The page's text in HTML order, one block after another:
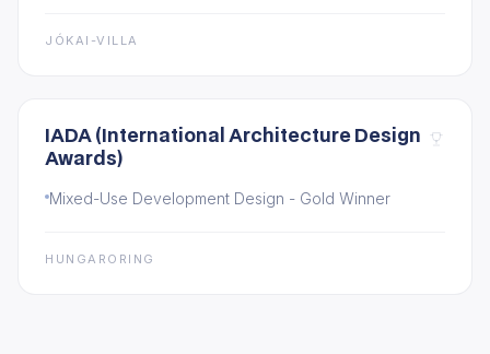
JÓKAI-VILLA
IADA (International Architecture Design
Awards)
Mixed-Use Development Design - Gold Winner
HUNGARORING